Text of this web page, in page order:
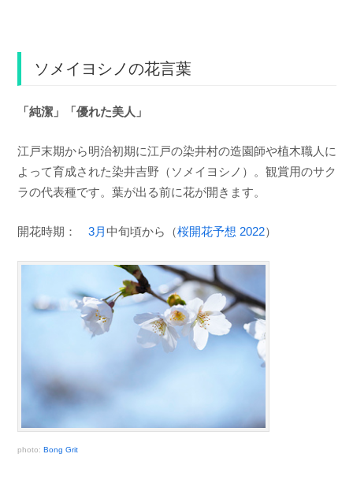
ソメイヨシノの花言葉
「純潔」「優れた美人」
江戸末期から明治初期に江戸の染井村の造園師や植木職人に
よって育成された染井吉野（ソメイヨシノ）。観賞用のサク
ラの代表種です。葉が出る前に花が開きます。
開花時期： 3月中旬頃から（桜開花予想 2022）
photo: Bong Grit